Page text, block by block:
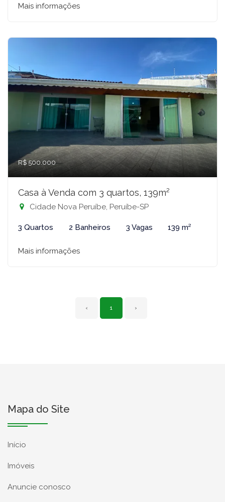
Mais informações
R$ 500.000
Casa à Venda com 3 quartos, 139m²
Cidade Nova Peruíbe, Peruíbe-SP
3 Quartos 2 Banheiros 3 Vagas 139 m²
Mais informações
‹ 1 ›
Mapa do Site
Início
Imóveis
Anuncie conosco